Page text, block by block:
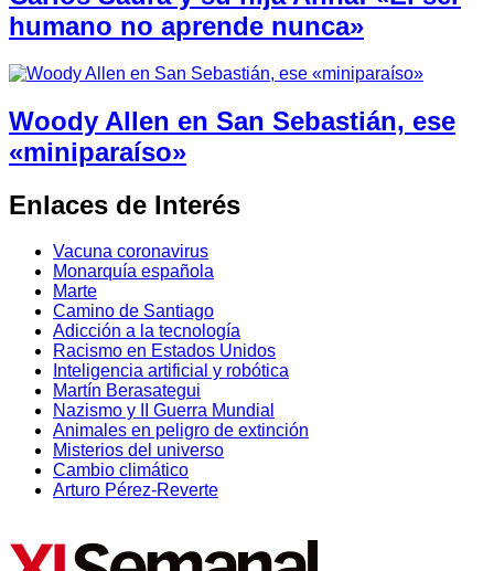
humano no aprende nunca»
Woody Allen en San Sebastián, ese
«miniparaíso»
Enlaces de Interés
Vacuna coronavirus
Monarquía española
Marte
Camino de Santiago
Adicción a la tecnología
Racismo en Estados Unidos
Inteligencia artificial y robótica
Martín Berasategui
Nazismo y II Guerra Mundial
Animales en peligro de extinción
Misterios del universo
Cambio climático
Arturo Pérez-Reverte